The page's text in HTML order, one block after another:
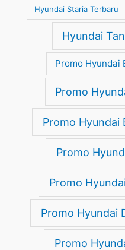
Hyundai Staria Terbaru
Hyundai
Promo Hyundai
Promo
Promo Hyundai
Promo
Promo
Promo Hyundai
Promo